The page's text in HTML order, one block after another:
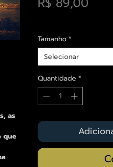
as
que
Tamanho*
Selecionar
Quantidade *